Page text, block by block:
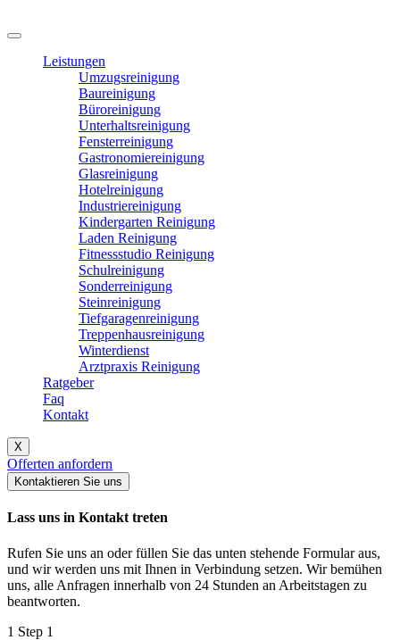
Leistungen
Umzugsreinigung
Baureinigung
Büroreinigung
Unterhaltsreinigung
Fensterreinigung
Gastronomiereinigung
Glasreinigung
Hotelreinigung
Industriereinigung
Kindergarten Reinigung
Laden Reinigung
Fitnessstudio Reinigung
Schulreinigung
Sonderreinigung
Steinreinigung
Tiefgaragenreinigung
Treppenhausreinigung
Winterdienst
Arztpraxis Reinigung
Ratgeber
Faq
Kontakt
X
Offerten anfordern
Kontaktieren Sie uns
Lass uns in Kontakt treten
Rufen Sie uns an oder füllen Sie das unten stehende Formular aus,
und wir werden uns mit Ihnen in Verbindung setzen. Wir bemühen
uns, alle Anfragen innerhalb von 24 Stunden an Arbeitstagen zu
beantworten.
1 Step 1